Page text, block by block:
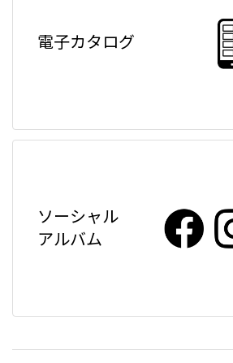
電子カタログ
ソーシャル
アルバム